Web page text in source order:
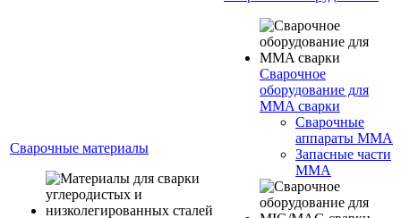
Сварочные материалы
Сварочное
оборудование для
MMA сварки
Сварочные
аппараты MMA
Запасные части
MMA